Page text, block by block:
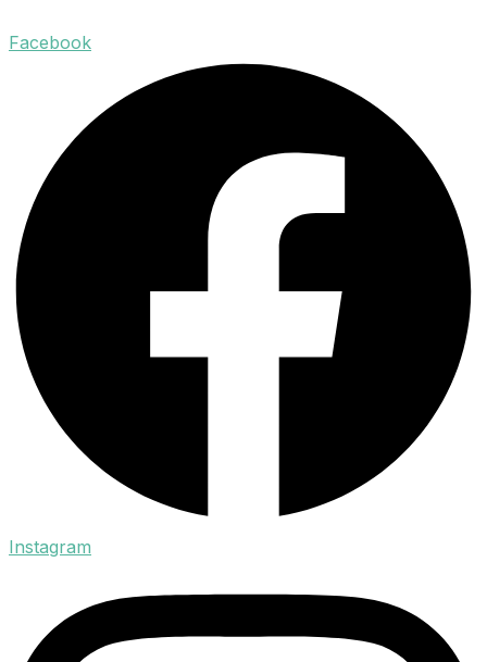
Facebook
Instagram